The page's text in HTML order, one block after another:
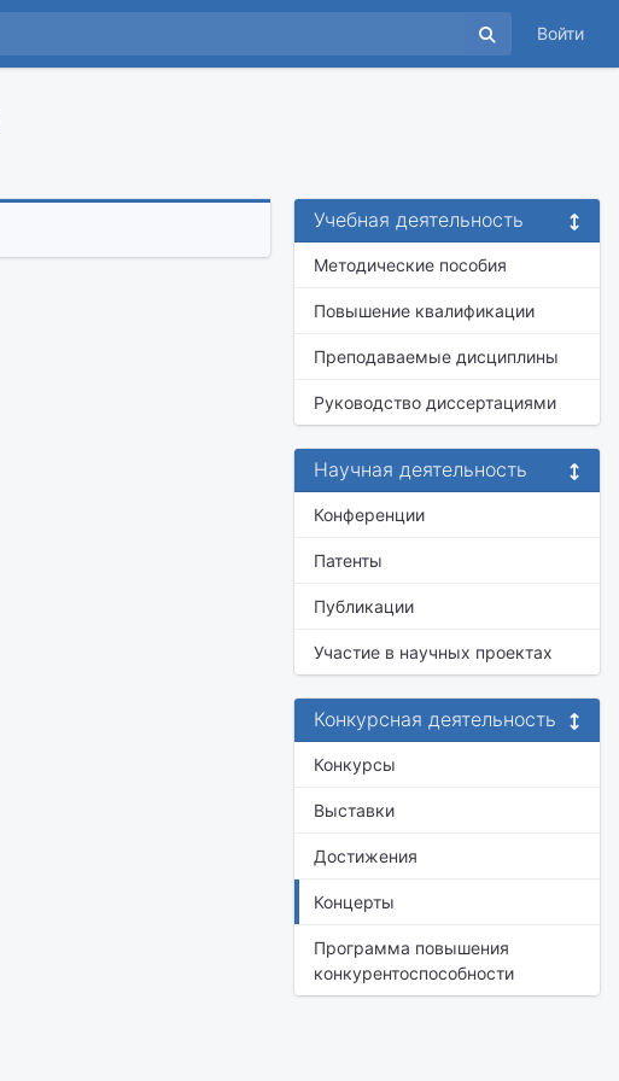
Войти
Учебная деятельность
Методические пособия
Повышение квалификации
Преподаваемые дисциплины
Руководство диссертациями
Научная деятельность
Конференции
Патенты
Публикации
Участие в научных проектах
Конкурсная деятельность
Конкурсы
Выставки
Достижения
Концерты
Программа повышения
конкурентоспособности